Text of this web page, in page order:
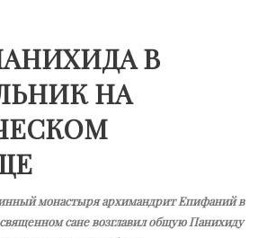
В
НА
монастыря архимандрит Епифаний в
сане возглавил общую Панихиду